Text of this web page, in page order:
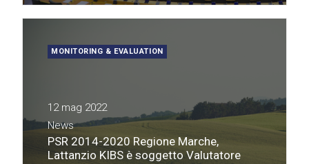
MONITORING & EVALUATION
12 mag 2022
News
PSR 2014-2020 Regione Marche,
Lattanzio KIBS è soggetto Valutatore